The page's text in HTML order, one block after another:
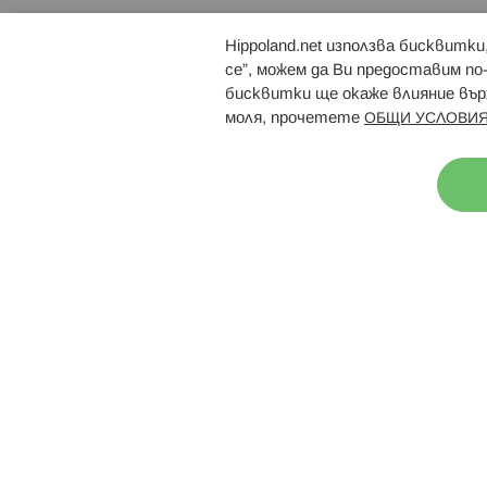
Брошури Магазини
Hippoland.net използва
се”, можем да Ви предоставим
бисквитки ще окаже влияние
моля, прочетете ОБЩИ